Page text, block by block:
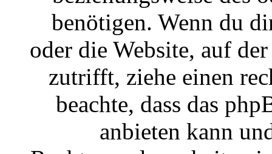
benötigen. Wenn du
oder die Website, auf
zutrifft, ziehe einen
beachte, dass das
anbieten kann